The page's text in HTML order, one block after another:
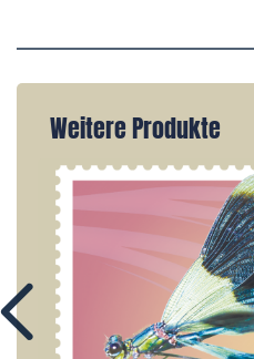
Weitere Produkte